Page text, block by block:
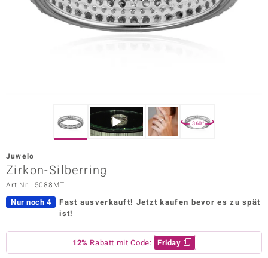
Vogue
Paraíso
360°
Juwelo
Zirkon-Silberring
Art.Nr.: 5088MT
Nur noch 4 Fast ausverkauft! Jetzt kaufen bevor es zu spät
ist!
12% Rabatt mit Code: Friday